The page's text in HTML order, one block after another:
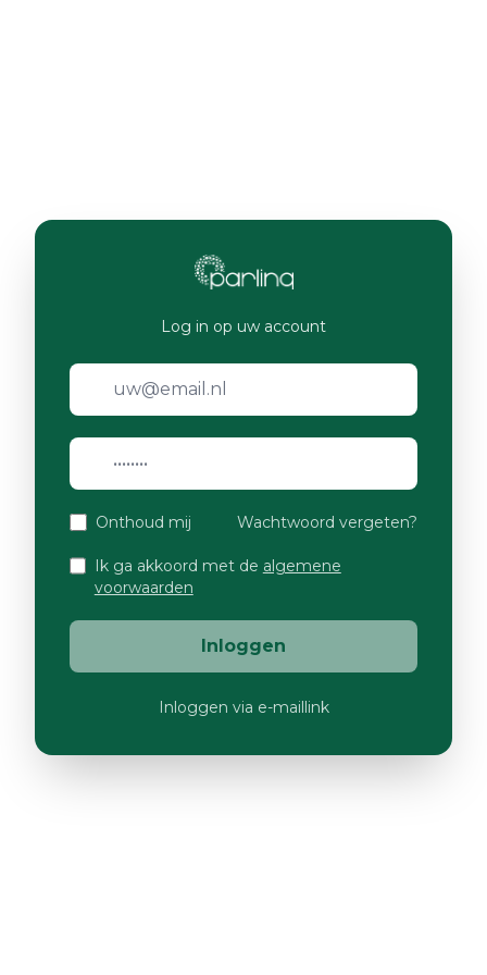
Log in op uw account
Onthoud mij Wachtwoord vergeten?
Ik ga akkoord met de algemene
voorwaarden
Inloggen
Inloggen via e-maillink